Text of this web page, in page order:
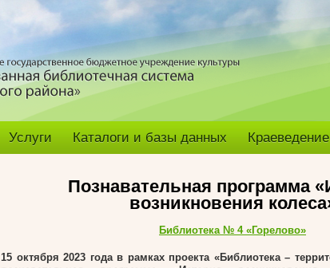
Услуги Каталоги и базы данных Краеведение
Познавательная программа
возникновения
Библиотека № 4 «Горелово»
15 октября 2023 года в рамках проекта «Библиотека –